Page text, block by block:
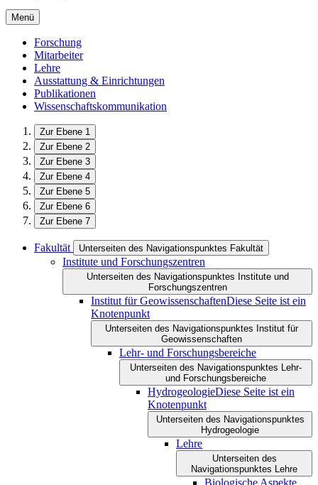
Menü
Forschung
Mitarbeiter
Lehre
Ausstattung & Einrichtungen
Publikationen
Wissenschaftskommunikation
Zur Ebene 1
Zur Ebene 2
Zur Ebene 3
Zur Ebene 4
Zur Ebene 5
Zur Ebene 6
Zur Ebene 7
Fakultät Unterseiten des Navigationspunktes Fakultät
Institute und Forschungszentren
Unterseiten des Navigationspunktes Institute und
Forschungszentren
Institut für GeowissenschaftenDiese Seite ist ein
Knotenpunkt
Unterseiten des Navigationspunktes Institut für
Geowissenschaften
Lehr- und Forschungsbereiche
Unterseiten des Navigationspunktes Lehr-
und Forschungsbereiche
HydrogeologieDiese Seite ist ein
Knotenpunkt
Unterseiten des Navigationspunktes
Hydrogeologie
Lehre
Unterseiten des
Navigationspunktes Lehre
Biologische Aspekte